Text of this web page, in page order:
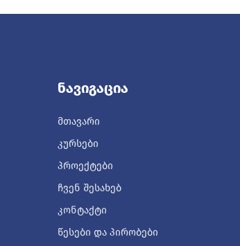
Ნავიგაცია
ᲛᲗᲐᲕᲐᲠᲘ
ᲙᲣᲠᲡᲔᲑᲘ
ᲞᲠᲝᲔᲥᲢᲔᲑᲘ
ᲩᲕᲔᲜ ᲨᲔᲡᲐᲮᲔᲑ
ᲙᲝᲜᲢᲐᲥᲢᲘ
ᲬᲔᲡᲔᲑᲘ ᲓᲐ ᲞᲘᲠᲝᲑᲔᲑᲘ